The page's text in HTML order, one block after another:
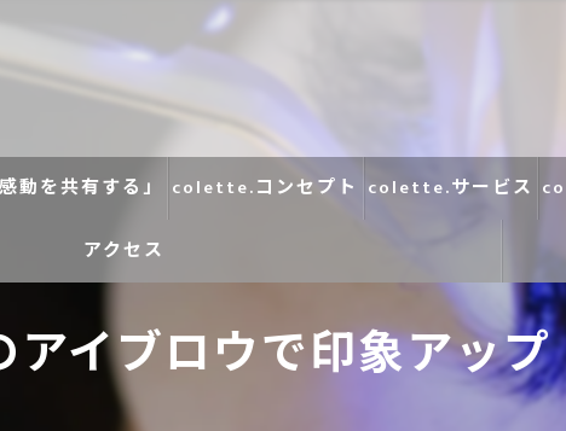
動を共有する」 colette.コンセプト colette.サービス
アクセス
コラ
口コ
アイブロウで印象アッ